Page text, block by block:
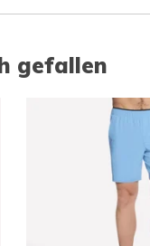
gefallen